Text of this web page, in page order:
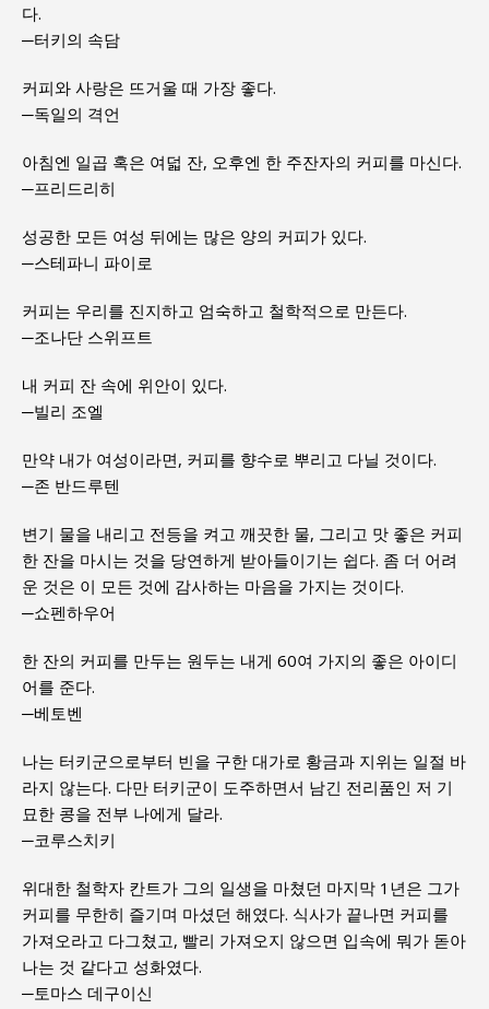
다.
─터키의 속담
커피와 사랑은 뜨거울 때 가장 좋다.
─독일의 격언
아침엔 일곱 혹은 여덟 잔, 오후엔 한 주잔자의 커피를 마신다.
─프리드리히
성공한 모든 여성 뒤에는 많은 양의 커피가 있다.
─스테파니 파이로
커피는 우리를 진지하고 엄숙하고 철학적으로 만든다.
─조나단 스위프트
내 커피 잔 속에 위안이 있다.
─빌리 조엘
만약 내가 여성이라면, 커피를 향수로 뿌리고 다닐 것이다.
─존 반드루텐
변기 물을 내리고 전등을 켜고 깨끗한 물, 그리고 맛 좋은 커피
한 잔을 마시는 것을 당연하게 받아들이기는 쉽다. 좀 더 어려
운 것은 이 모든 것에 감사하는 마음을 가지는 것이다.
─쇼펜하우어
한 잔의 커피를 만두는 원두는 내게 60여 가지의 좋은 아이디
어를 준다.
─베토벤
나는 터키군으로부터 빈을 구한 대가로 황금과 지위는 일절 바
라지 않는다. 다만 터키군이 도주하면서 남긴 전리품인 저 기
묘한 콩을 전부 나에게 달라.
─코루스치키
위대한 철학자 칸트가 그의 일생을 마쳤던 마지막 1년은 그가
커피를 무한히 즐기며 마셨던 해였다. 식사가 끝나면 커피를
가져오라고 다그쳤고, 빨리 가져오지 않으면 입속에 뭐가 돋아
나는 것 같다고 성화였다.
─토마스 데구이신